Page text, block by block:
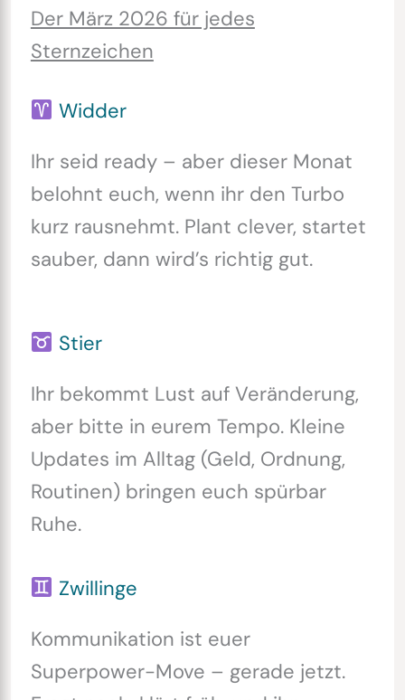
Der März 2026 für jedes
Sternzeichen
Widder
Ihr seid ready – aber dieser Monat
belohnt euch, wenn ihr den Turbo
kurz rausnehmt. Plant clever, startet
sauber, dann wird’s richtig gut.
Stier
Ihr bekommt Lust auf Veränderung,
aber bitte in eurem Tempo. Kleine
Updates im Alltag (Geld, Ordnung,
Routinen) bringen euch spürbar
Ruhe.
Zwillinge
Kommunikation ist euer
Superpower-Move – gerade jetzt.